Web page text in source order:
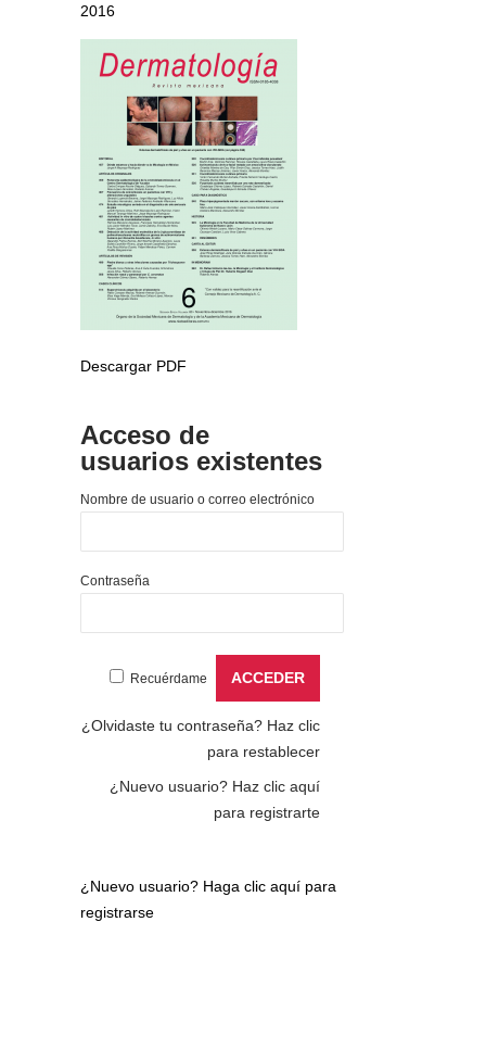
2016
Descargar PDF
Acceso de
usuarios existentes
Nombre de usuario o correo electrónico
Contraseña
Recuérdame
¿Olvidaste tu contraseña? Haz clic
para restablecer
¿Nuevo usuario? Haz clic aquí
para registrarte
¿Nuevo usuario? Haga clic aquí para
registrarse